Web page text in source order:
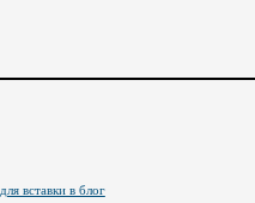
вставки в блог